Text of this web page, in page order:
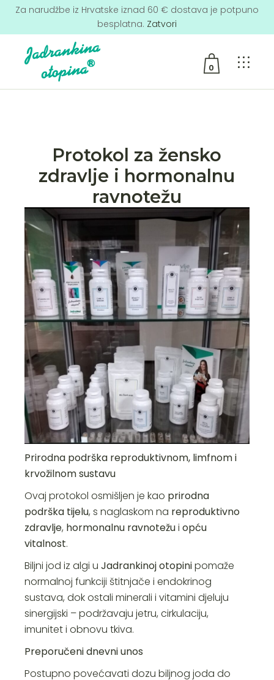
Za narudžbe iz Hrvatske iznad 60 € dostava je potpuno
besplatna. Zatvori
0
Protokol za žensko
zdravlje i hormonalnu
ravnotežu
Prirodna podrška reproduktivnom, limfnom i
krvožilnom sustavu
Ovaj protokol osmišljen je kao prirodna
podrška tijelu, s naglaskom na reproduktivno
zdravlje, hormonalnu ravnotežuiopću
vitalnost.
Biljni jod iz algi uJadrankinoj otopinipomaže
normalnoj funkciji štitnjače i endokrinog
sustava, dok ostali minerali i vitamini djeluju
sinergijski – podržavaju jetru, cirkulaciju,
imunitet i obnovu tkiva.
Preporučeni dnevni unos
Postupno povećavati dozu biljnog joda do